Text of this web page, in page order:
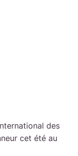
des
cet été au